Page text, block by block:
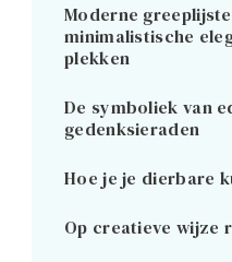
Moderne
minimalistische
plekken
De symboliek van
gedenksieraden
Hoe je je dierbare
Op creatieve wijze